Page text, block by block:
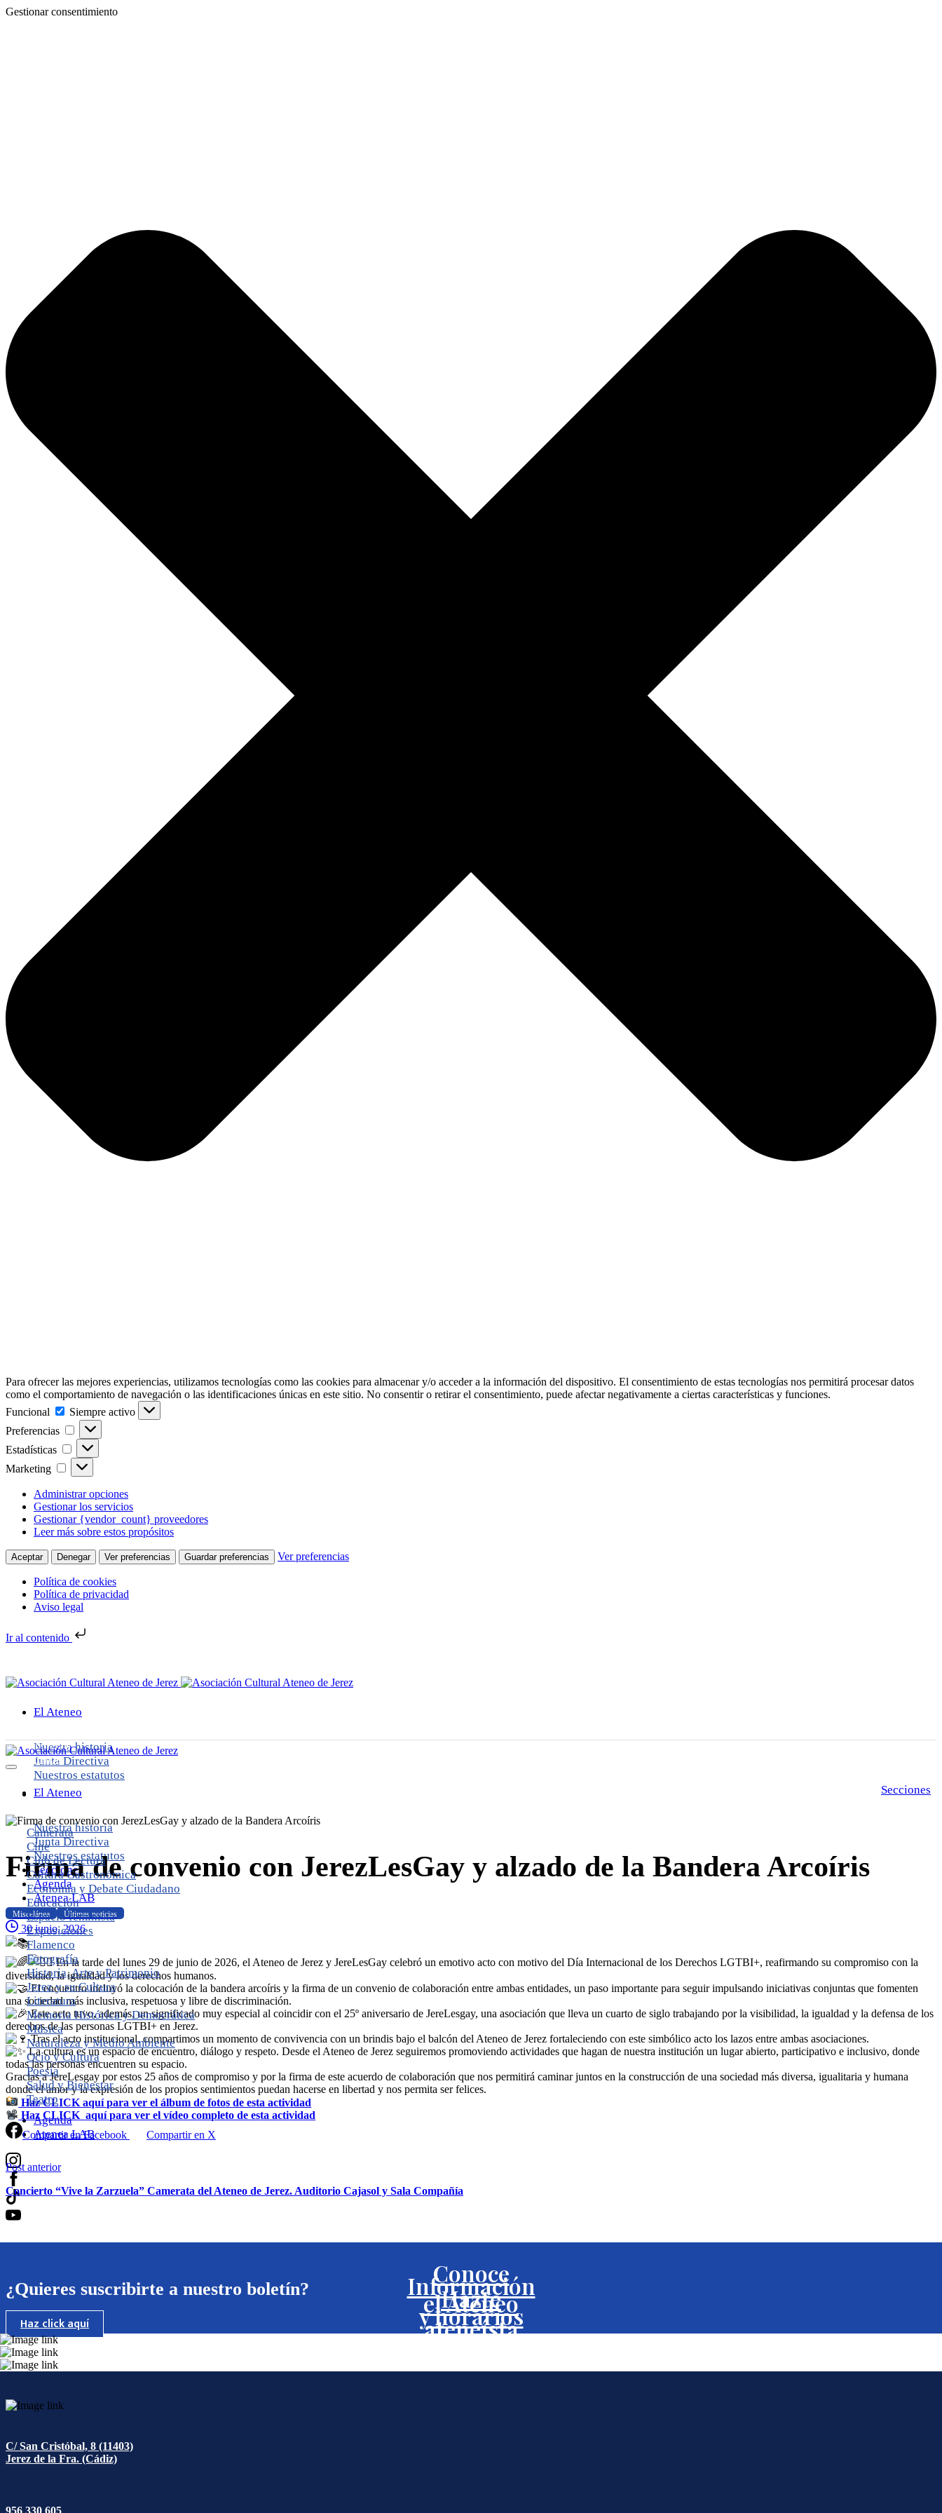
Gestionar consentimiento
Para ofrecer las mejores experiencias, utilizamos tecnologías como las cookies para almacenar y/o acceder a la información del dispositivo. El consentimiento de estas tecnologías nos permitirá procesar datos
como el comportamiento de navegación o las identificaciones únicas en este sitio. No consentir o retirar el consentimiento, puede afectar negativamente a ciertas características y funciones.
Funcional
Funcional
Siempre activo
Preferencias
Preferencias
Estadísticas Estadísticas
Marketing Marketing
Administrar opciones
Gestionar los servicios
Gestionar {vendor_count} proveedores
Leer más sobre estos propósitos
Aceptar Denegar Ver preferencias Guardar preferencias Ver preferencias
Política de cookies
Política de privacidad
Aviso legal
Ir al contenido
El Ateneo
Nuestra historia
Junta Directiva
Nuestros estatutos
Secciones
Camerata
Cine
Club de Lectura
Cultura Gastronómica
Economía y Debate Ciudadano
Educación
Espacio feminista
Exposiciones
Flamenco
Fotografía
Historia, Arte y Patrimonio
Jerez y su Cultura
Literatura
Memoria Histórica y Democrática
Música
Naturaleza y Medio Ambiente
Ocio y Cultura
Poesía
Salud y Bienestar
Teatro
Agenda
Atenea LAB
Info y horarios
Contáctanos
El Ateneo
Nuestra historia
Junta Directiva
Nuestros estatutos
Secciones
Agenda
Atenea LAB
Firmadeconvenio con JerezLesGay y alzado de la BanderaArcoíris
Miscelánea Últimas noticias
30 junio, 2026
En la tarde del lunes 29 de junio de 2026, el Ateneo de Jerez y JereLesGay celebró un emotivo acto con motivo del Día Internacional de los Derechos LGTBI+, reafirmando su compromiso con la
diversidad, la igualdad y los derechos humanos.
El encuentro incluyó la colocación de la bandera arcoíris y la firma de un convenio de colaboración entre ambas entidades, un paso importante para seguir impulsando iniciativas conjuntas que fomenten
una sociedad más inclusiva, respetuosa y libre de discriminación.
Este acto tuvo, además, un significado muy especial al coincidir con el 25º aniversario de JereLesgay, una asociación que lleva un cuarto de siglo trabajando por la visibilidad, la igualdad y la defensa de los
derechos de las personas LGTBI+ en Jerez.
Tras el acto institucional, compartimos un momento de convivencia con un brindis bajo el balcón del Ateneo de Jerez fortaleciendo con este simbólico acto los lazos entre ambas asociaciones.
La cultura es un espacio de encuentro, diálogo y respeto. Desde el Ateneo de Jerez seguiremos promoviendo actividades que hagan de nuestra institución un lugar abierto, participativo e inclusivo, donde
todas las personas encuentren su espacio.
Gracias a JereLesgay por estos 25 años de compromiso y por la firma de este acuerdo de colaboración que nos permitirá caminar juntos en la construcción de una sociedad más diversa, igualitaria y humana
donde el amor y la expresión de los propios sentimientos puedan hacerse en libertad y nos permita ser felices.
Haz CLICK aquí para ver el álbum de fotos de esta actividad
Haz CLICK aquí para ver el vídeo completo de esta actividad
Compartir en Facebook
Compartir en X
Continue
Reading
Post anterior
Concierto “Vive la Zarzuela” Camerata del Ateneo de Jerez. Auditorio Cajasol y Sala Compañía
¿Quieres suscribirte a nuestro boletín?
Haz click aquí
Conoce
el Ateneo
Información
y horarios
Hazte
ateneísta
C/ San Cristóbal, 8 (11403)
Jerez de la Fra. (Cádiz)
956 330 605